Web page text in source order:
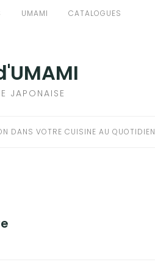
UMAMI CATALOGUES
JAPONAISE
DANS VOTRE CUISINE AU QUOTIDIEN